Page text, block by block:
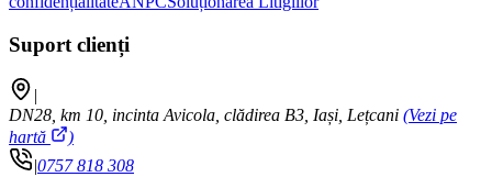
Suport clienți
|
DN28, km 10, incinta Avicola, clădirea B3, Iași, Lețcani (Vezi pe
hartă
)
|0757 818 308